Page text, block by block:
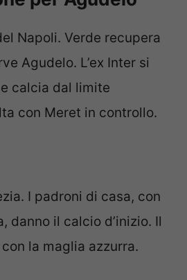
Napoli. Verde recupera
Agudelo. L’ex Inter si
calcia dal limite
con Meret in controllo.
I padroni di casa, con
danno il calcio d’inizio. Il
la maglia azzurra.